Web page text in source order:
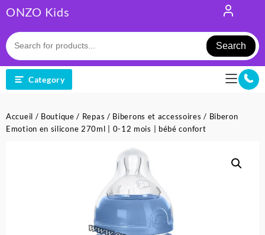
to
content
ONZO Kids
Search
Category
Accueil / Boutique / Repas / Biberons et accessoires / Biberon
Emotion en silicone 270ml | 0-12 mois | bébé confort